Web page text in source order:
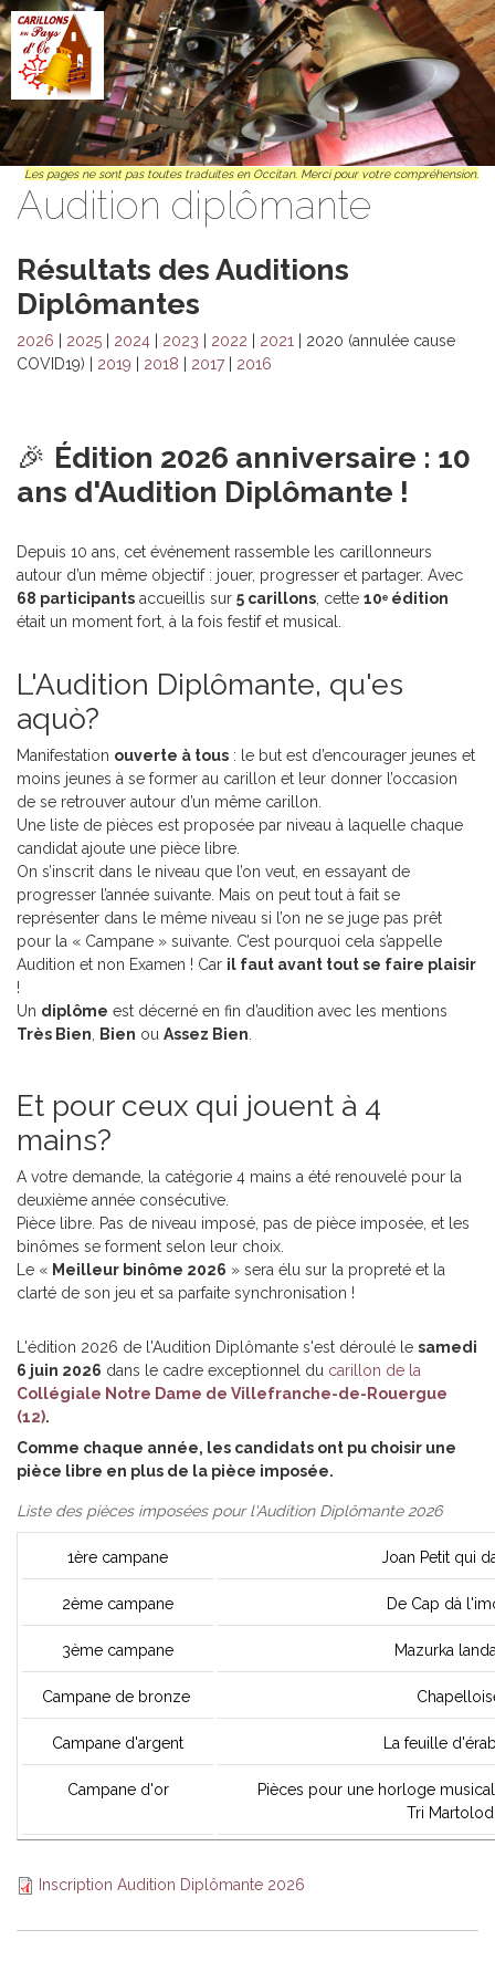
Anar al contengut principal
Les pages ne sont pas toutes traduites en Occitan. Merci pour votre compréhension.
Audition diplômante
Résultats des Auditions
Diplômantes
2026 2025 2024 2023 2022 2021
| 2020 (annulée cause
COVID19) | 2019 2018 2017| 2016
🎉 Édition 2026 anniversaire : 10
ans d'Audition Diplômante !
Depuis 10 ans, cet événement rassemble les carillonneurs
autour d’un même objectif : jouer, progresser et partager. Avec
68 participants accueillis sur 5 carillons , cette 10ᵉ édition
était un moment fort, à la fois festif et musical.
L'Audition Diplômante, qu'es
aquò?
Manifestation ouverte à tous : le but est d’encourager jeunes et
moins jeunes à se former au carillon et leur donner l’occasion
de se retrouver autour d’un même carillon.
Une liste de pièces est proposée par niveau à laquelle chaque
candidat ajoute une pièce libre.
On s’inscrit dans le niveau que l’on veut, en essayant de
progresser l’année suivante. Mais on peut tout à fait se
représenter dans le même niveau si l’on ne se juge pas prêt
pour la « Campane » suivante. C’est pourquoi cela s’appelle
Audition et non Examen ! Car il faut avant tout se faire plaisir
!
Un diplôme est décerné en fin d’audition avec les mentions
Très Bien
Bien ou Assez Bien
Et pour ceux qui jouent à 4
mains?
A votre demande, la catégorie 4 mains a été renouvelé pour la
deuxième année consécutive.
Pièce libre. Pas de niveau imposé, pas de pièce imposée, et les
binômes se forment selon leur choix.
Le « Meilleur binôme 2026 » sera élu sur la propreté et la
clarté de son jeu et sa parfaite synchronisation !
L'édition 2026 de l'Audition Diplômante s'est déroulé le samedi
6 juin 2026 dans le cadre exceptionnel du carillon de la
Collégiale Notre Dame de Villefranche-de-Rouergue
(12).
Comme chaque année, les candidats ont pu choisir une
pièce libre en plus de la pièce imposée.
Liste des pièces imposées pour l'Audition Diplômante 2026
1ère campane Joan Petit qui
2ème campane De Cap dà
3ème campane Mazurka
Campane de bronze
Campane d'argent La feuille
Campane d'or
Pièces pour une horloge
Tri
Inscription Audition Diplômante 2026